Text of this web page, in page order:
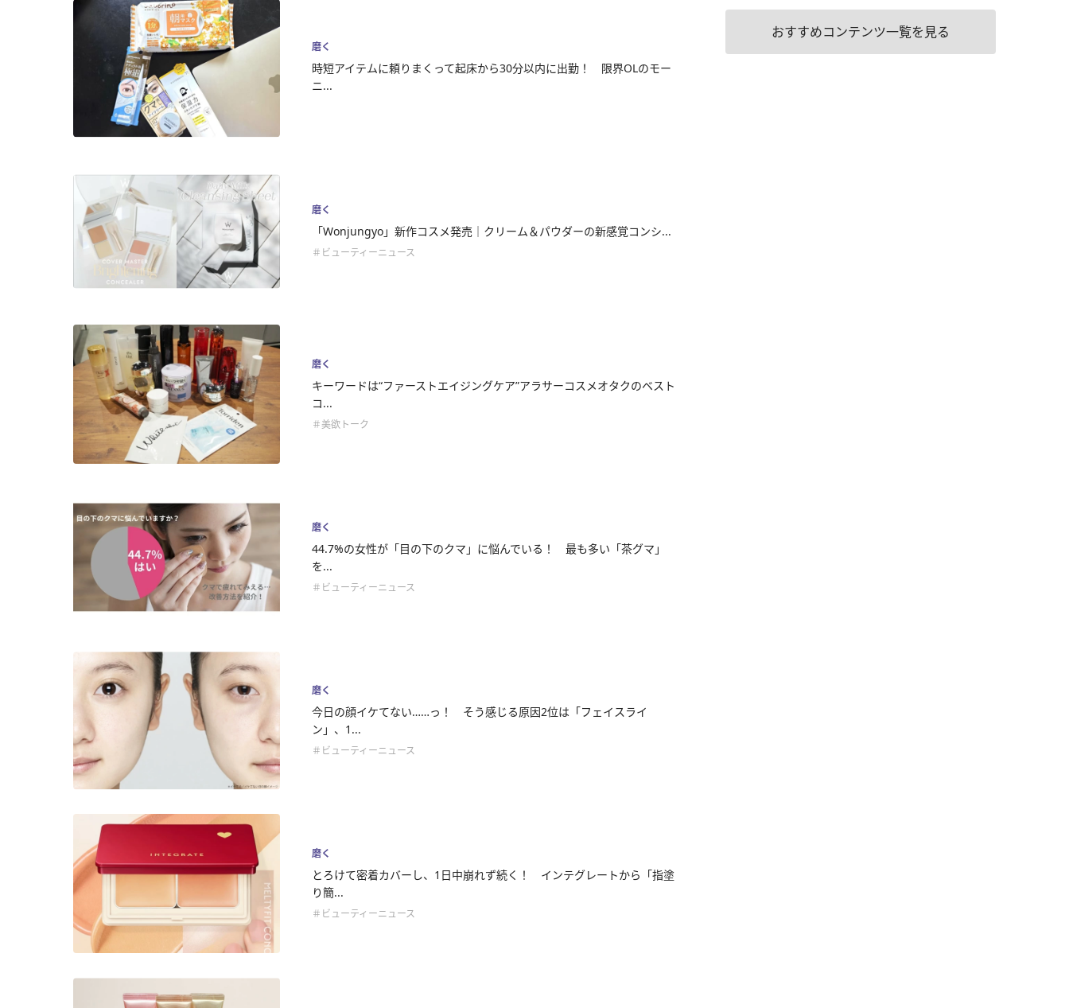
磨く
時短アイテムに頼りまくって起床から30分以内に出勤！ 限界OLのモー
ニ...
磨く
「Wonjungyo」新作コスメ発売｜クリーム＆パウダーの新感覚コンシ...
＃ビューティーニュース
磨く
キーワードは“ファーストエイジングケア”アラサーコスメオタクのベスト
コ...
＃美欲トーク
磨く
44.7%の女性が「目の下のクマ」に悩んでいる！ 最も多い「茶グマ」
を...
＃ビューティーニュース
磨く
今日の顔イケてない……っ！ そう感じる原因2位は「フェイスライ
ン」、1...
＃ビューティーニュース
磨く
とろけて密着カバーし、1日中崩れず続く！ インテグレートから「指塗
り簡...
＃ビューティーニュース
おすすめコンテンツ一覧を見る